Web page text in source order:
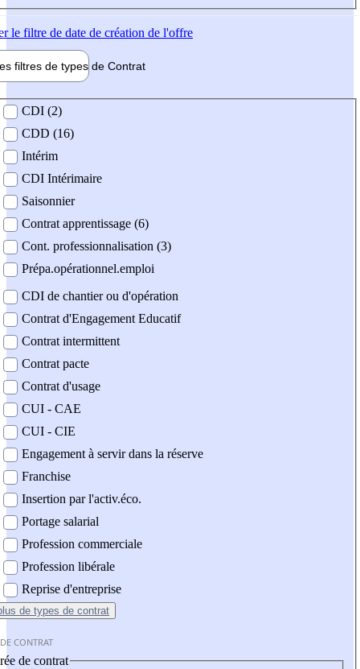
le filtre de date de création de l'offre
filtres de types de Contrat
contrat
CDI (2)
CDD (16)
Intérim
CDI Intérimaire
Saisonnier
Contrat apprentissage (6)
Cont. professionnalisation (3)
Prépa.opérationnel.emploi
CDI de chantier ou d'opération
Contrat d'Engagement Educatif
Contrat intermittent
Contrat pacte
Contrat d'usage
CUI - CAE
CUI - CIE
Engagement à servir dans la réserve
Franchise
Insertion par l'activ.éco.
Portage salarial
Profession commerciale
Profession libérale
Reprise d'entreprise
de types de contrat
CONTRAT
de contrat